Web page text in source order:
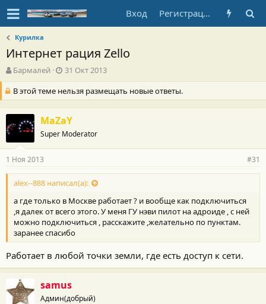
Вход Регистрация
Курилка
Интернет рация Zello
А
в
т
о
р
т
е
м
ы
Бармалей
Д
а
т
а
а
ч
а
31 Окт 2013
В этой теме нельзя размещать новые ответы.
MaZaY
Super Moderator
1 Ноя 2013 #31
alex--888 написал(а):
а где только в Москве работает ? и вообще как подключиться
,я далек от всего этого. У меня ГУ нэви пилот на адроиде , с ней
можно подключиться , расскажите ,желательно по пунктам.
заранее спасибо
Работает в любой точки земли, где есть доступ к сети.
samus
Админ(добрый)